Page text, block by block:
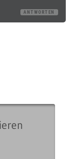
ANTWORTEN